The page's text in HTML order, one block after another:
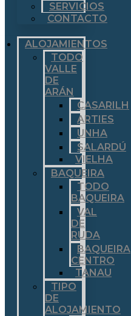
SERVICIOS
CONTACTO
ALOJAMIENTOS
TODO
VALLE
DE
ARÁN
CASARILH
ARTIES
UNHA
SALARDÚ
VIELHA
BAQUEIRA
TODO
BAQUEIRA
VAL
DE
RUDA
BAQUEIRA
CENTRO
TANAU
TIPO
DE
ALOJAMIENTO